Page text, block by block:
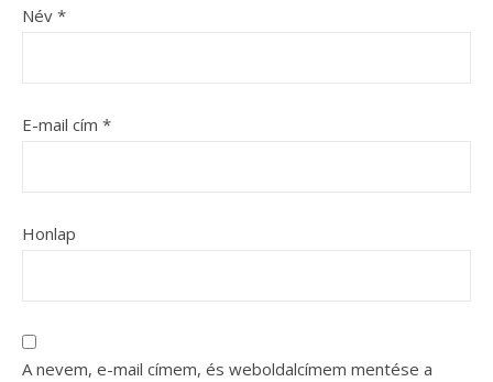
Név *
E-mail cím *
Honlap
A nevem, e-mail címem, és weboldalcímem mentése a